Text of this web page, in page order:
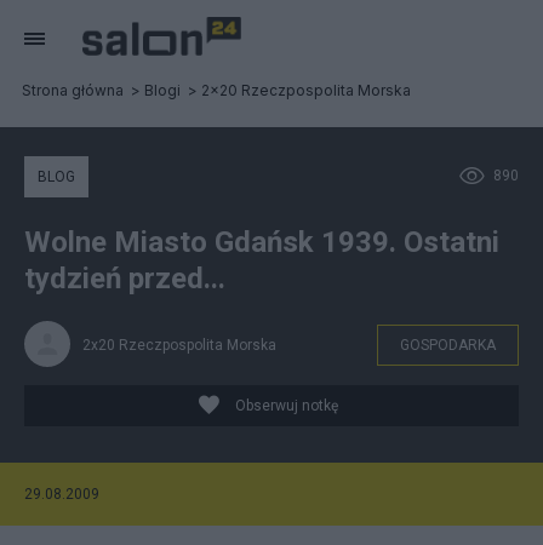
Strona główna Blogi 2x20 Rzeczpospolita Morska
890
BLOG
Wolne Miasto Gdańsk 1939. Ostatni
tydzień przed...
2x20 Rzeczpospolita Morska GOSPODARKA
Obserwuj notkę
29.08.2009